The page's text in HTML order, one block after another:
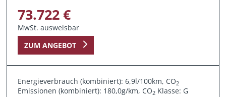
73.722 €
MwSt. ausweisbar
ZUM ANGEBOT
Energieverbrauch (kombiniert): 6,9l/100km, CO2
Emissionen (kombiniert): 180,0g/km, CO2 Klasse: G